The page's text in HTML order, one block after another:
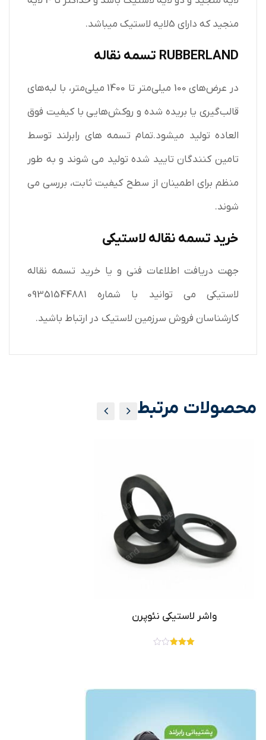
منجید که دارای 5لایه لاستیک میباشد.
RUBBERLAND تسمه نقاله
در عرض‌های 100 میلی‌متر تا 1400 میلی‌متر، با لبه‌های
قالب‌گیری یا بریده شده و روکش‌هایی با کیفیت فوق
العاده تولید میشود.تمام تسمه های رابرلند توسط
تامین کنندگان تایید شده تولید می شوند و به طور
منظم برای اطمینان از سطح کیفیت ثابت، بررسی می
شوند.
خرید تسمه نقاله لاستیکی
جهت دریافت اطلاعات فنی و یا خرید تسمه نقاله
لاستیکی می توانید با شماره 09351544881
کارشناسان فروش سرزمین لاستیک در ارتباط باشید.
محصولات مرتبط
واشر لاستیکی نئوپرن